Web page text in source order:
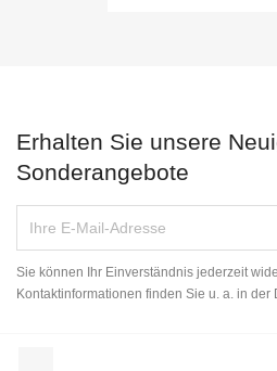
Erhalten Sie unsere
Sonderangebote
Sie können Ihr Einverständnis jederzeit
Kontaktinformationen finden Sie u. a. in der